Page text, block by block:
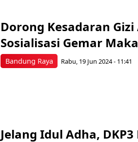
Bandung Raya
Dorong Kesadaran
Sosialisasi Gemar
Rabu, 19 Jun 2024 - 11:41
Jelang Idul Adha,